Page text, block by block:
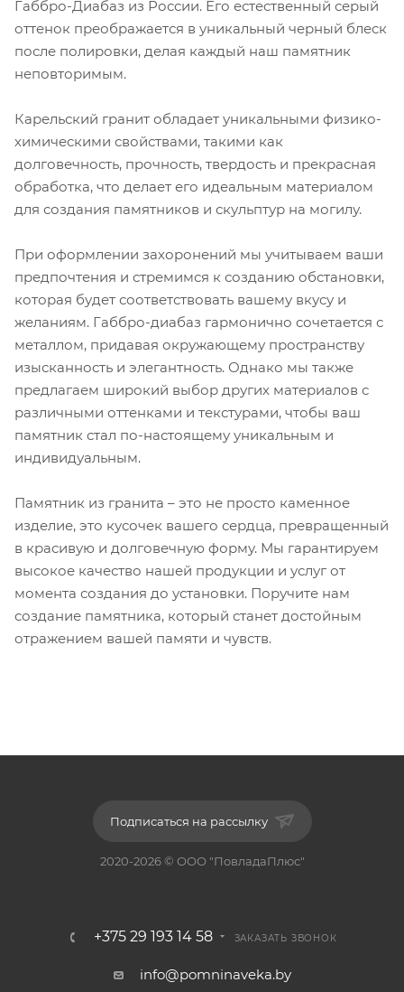
Габбро-Диабаз из России. Его естественный серый
оттенок преображается в уникальный черный блеск
после полировки, делая каждый наш памятник
неповторимым.
Карельский гранит обладает уникальными физико-
химическими свойствами, такими как
долговечность, прочность, твердость и прекрасная
обработка, что делает его идеальным материалом
для создания памятников и скульптур на могилу.
При оформлении захоронений мы учитываем ваши
предпочтения и стремимся к созданию обстановки,
которая будет соответствовать вашему вкусу и
желаниям. Габбро-диабаз гармонично сочетается с
металлом, придавая окружающему пространству
изысканность и элегантность. Однако мы также
предлагаем широкий выбор других материалов с
различными оттенками и текстурами, чтобы ваш
памятник стал по-настоящему уникальным и
индивидуальным.
Памятник из гранита – это не просто каменное
изделие, это кусочек вашего сердца, превращенный
в красивую и долговечную форму. Мы гарантируем
высокое качество нашей продукции и услуг от
момента создания до установки. Поручите нам
создание памятника, который станет достойным
отражением вашей памяти и чувств.
Подписаться на рассылку
2020-2026 © ООО "ПовладаПлюс"
+375 29 193 14 58 ЗАКАЗАТЬ ЗВОНОК
info@pomninaveka.by